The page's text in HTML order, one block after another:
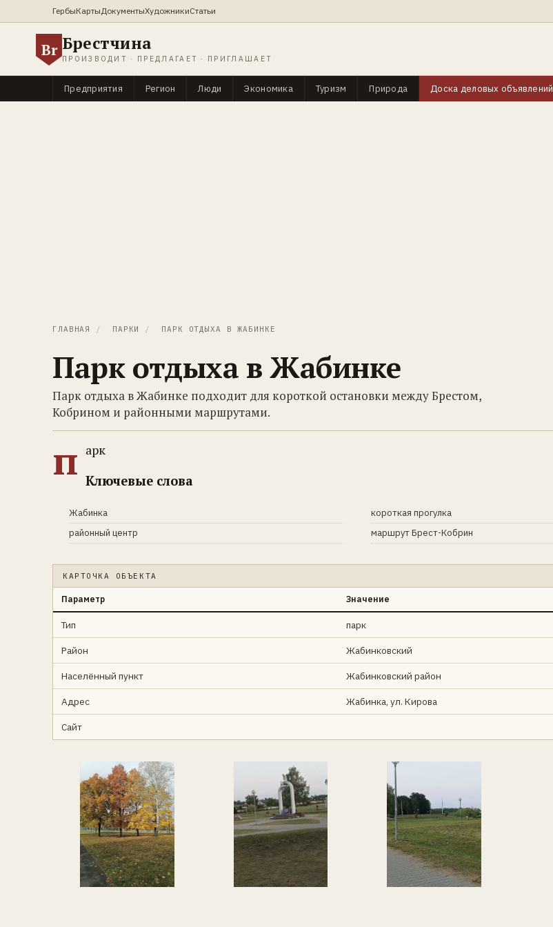
ГербыКартыДокументыХудожникиСтатьи
Br Брестчина
ПРОИЗВОДИТ · ПРЕДЛАГАЕТ · ПРИГЛАШАЕТ
Предприятия Регион Люди Экономика Туризм Природа Доска деловых объявлений
ГЛАВНАЯ / ПАРКИ / ПАРК ОТДЫХА В ЖАБИНКЕ
Парк отдыха в Жабинке
Парк отдыха в Жабинке подходит для короткой остановки между Брестом,
Кобрином и районными маршрутами.
п арк
Ключевые слова
Жабинка
районный центр
короткая прогулка
маршрут Брест-Кобрин
КАРТОЧКА ОБЪЕКТА
Параметр Значение
Тип парк
Район Жабинковский
Населённый пункт Жабинковский район
Адрес Жабинка, ул. Кирова
Сайт